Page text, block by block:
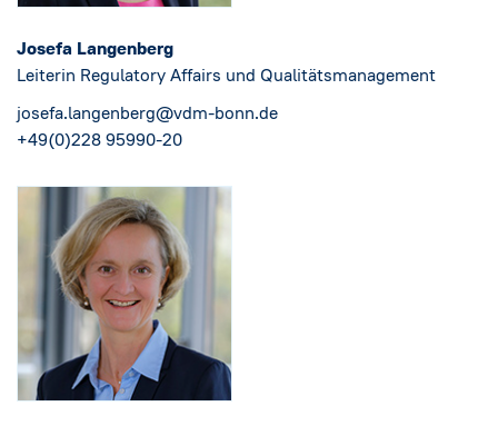
Josefa Langenberg
Leiterin Regulatory Affairs und Qualitätsmanagement
josefa.langenberg@vdm-bonn.de
+49(0)228 95990-20